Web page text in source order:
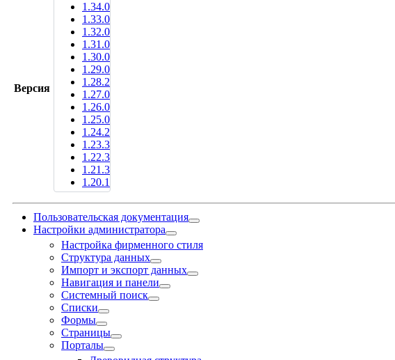
Версия
1.34.0
1.33.0
1.32.0
1.31.0
1.30.0
1.29.0
1.28.2
1.27.0
1.26.0
1.25.0
1.24.2
1.23.3
1.22.3
1.21.3
1.20.1
Пользовательская документация
Настройки администратора
Настройка фирменного стиля
Структура данных
Импорт и экспорт данных
Навигация и панели
Системный поиск
Списки
Формы
Страницы
Порталы